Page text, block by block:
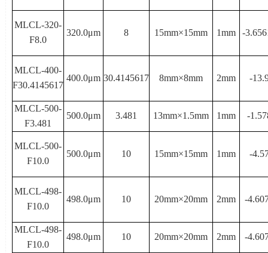
MLCL-320-
F8.0
320.0μm 8 15mm×15mm 1mm -
MLCL-400-
F30.4145617
400.0μm 30.4145617 8mm×8mm 2mm -
MLCL-500-
F3.481
500.0μm 3.481 13mm×1.5mm 1mm -
MLCL-500-
F10.0
500.0μm 10 15mm×15mm 1mm -
MLCL-498-
F10.0
498.0μm 10 20mm×20mm 2mm -
MLCL-498-
F10.0
498.0μm 10 20mm×20mm 2mm -